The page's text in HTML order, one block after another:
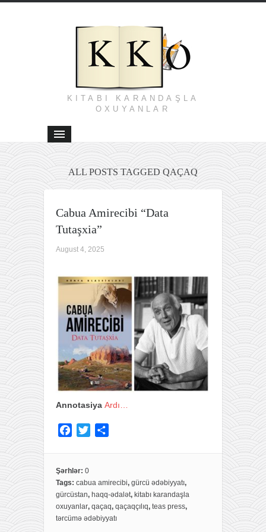
KITABI KARANDAŞLA
OXUYANLAR
ALL POSTS TAGGED QAÇAQ
Cabua Amirecibi “Data
Tutaşxia”
August 4, 2025
Annotasiya Ardı…
e
b
o
o
t
e
r
e
Şərhlər: 0
Tags: cabua amirecibi, gürcü ədəbiyyatı,
gürcüstan, haqq-ədalət, kitabı karandaşla
oxuyanlar, qaçaq, qaçaqçılıq, teas press,
tərcümə ədəbiyyatı